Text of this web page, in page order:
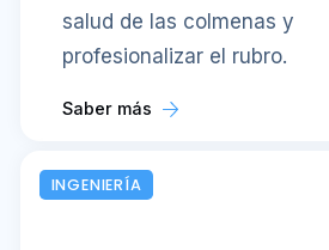
salud de las colmenas y
profesionalizar el rubro.
Saber más
INGENIERÍA